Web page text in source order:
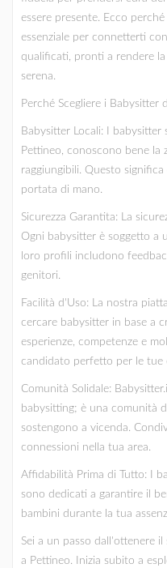
essere presente. Ecco
essenziale per connetterti
qualificati, pronti a rendere
serena.
Perché Scegliere i Babysitter
Babysitter Locali: I
Pettineo, conoscono bene la
raggiungibili. Questo
portata di mano.
Sicurezza Garantita: La
Ogni babysitter è soggetto a
loro profili includono
genitori.
Facilità d'Uso: La nostra
cercare babysitter in base a
esperienze, competenze e
candidato perfetto per le tue
Comunità Solidale:
babysitting; è una comunità
sostengono a vicenda.
connessioni nella tua area.
Affidabilità Prima di Tutto: I
sono dedicati a garantire il
bambini durante la tua
Sei a un passo dall'ottenere
a Pettineo. Inizia subito a